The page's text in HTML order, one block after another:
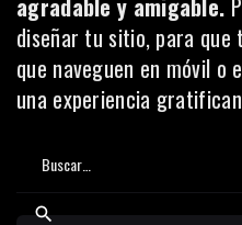
diseñar tu sitio, para que
que naveguen en móvil
una experiencia